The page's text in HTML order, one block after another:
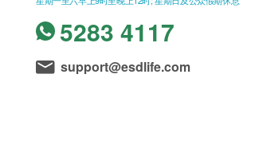
5283 4117
support@esdlife.com